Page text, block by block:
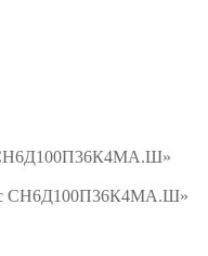
СН6Д100П36К4МА.Ш»